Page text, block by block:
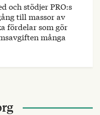
och stödjer PRO:s
till massor av
fördelar som gör
många